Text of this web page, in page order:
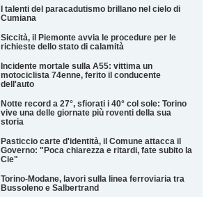
I talenti del paracadutismo brillano nel cielo di
Cumiana
Siccità, il Piemonte avvia le procedure per le
richieste dello stato di calamità
Incidente mortale sulla A55: vittima un
motociclista 74enne, ferito il conducente
dell'auto
Notte record a 27°, sfiorati i 40° col sole: Torino
vive una delle giornate più roventi della sua
storia
Pasticcio carte d'identità, il Comune attacca il
Governo: "Poca chiarezza e ritardi, fate subito la
Cie"
Torino-Modane, lavori sulla linea ferroviaria tra
Bussoleno e Salbertrand